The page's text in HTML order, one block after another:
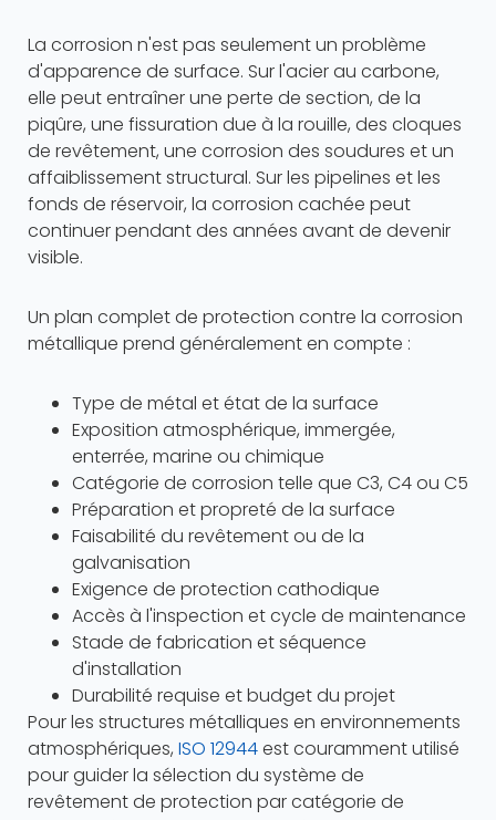
La corrosion n'est pas seulement un problème
d'apparence de surface. Sur l'acier au carbone,
elle peut entraîner une perte de section, de la
piqûre, une fissuration due à la rouille, des cloques
de revêtement, une corrosion des soudures et un
affaiblissement structural. Sur les pipelines et les
fonds de réservoir, la corrosion cachée peut
continuer pendant des années avant de devenir
visible.
Un plan complet de protection contre la corrosion
métallique prend généralement en compte :
Type de métal et état de la surface
Exposition atmosphérique, immergée,
enterrée, marine ou chimique
Catégorie de corrosion telle que C3, C4 ou C5
Préparation et propreté de la surface
Faisabilité du revêtement ou de la
galvanisation
Exigence de protection cathodique
Accès à l'inspection et cycle de maintenance
Stade de fabrication et séquence
d'installation
Durabilité requise et budget du projet
Pour les structures métalliques en environnements
atmosphériques, ISO 12944est couramment utilisé
pour guider la sélection du système de
revêtement de protection par catégorie de